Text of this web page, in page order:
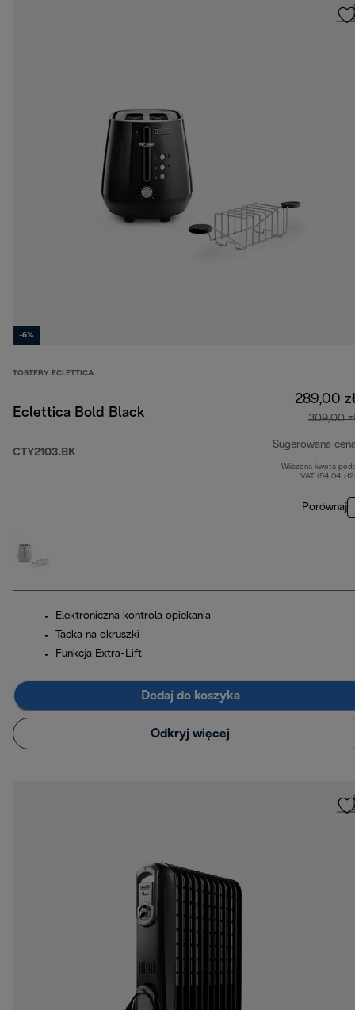
-6%
TOSTERY ECLETTICA
Eclettica Bold Black
CTY2103.BK
289,00
309,00
Sugerowana
Wliczona kwota
VAT (54,04
Porównaj
Elektroniczna kontrola opiekania
Tacka na okruszki
Funkcja Extra-Lift
Dodaj do koszyka
Odkryj więcej